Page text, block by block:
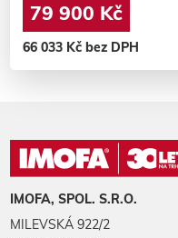
79 900 Kč
66 033 Kč bez DPH
IMOFA, SPOL. S.R.O.
MILEVSKÁ 922/2